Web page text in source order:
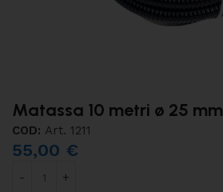
Matassa 10 metri ø 25 mm
COD: Art. 1211
55,00 €